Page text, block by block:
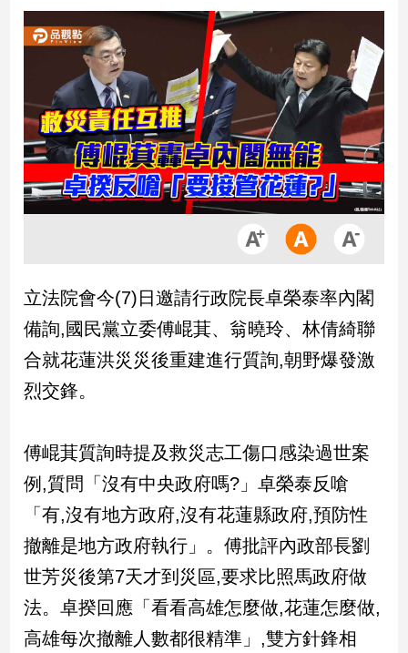
產
經/
房
地
產
品
政
治
政
治
焦
觀
點
民
調
國
會
焦
點
立法院會今(7)日邀請行政院長卓榮泰率內閣
備詢,國民黨立委傅崐萁、翁曉玲、林倩綺聯
合就花蓮洪災災後重建進行質詢,朝野爆發激
烈交鋒。
傅崐萁質詢時提及救災志工傷口感染過世案
例,質問「沒有中央政府嗎?」卓榮泰反嗆
「有,沒有地方政府,沒有花蓮縣政府,預防性
撤離是地方政府執行」。傅批評內政部長劉
世芳災後第7天才到災區,要求比照馬政府做
法。卓揆回應「看看高雄怎麼做,花蓮怎麼做,
高雄每次撤離人數都很精準」,雙方針鋒相